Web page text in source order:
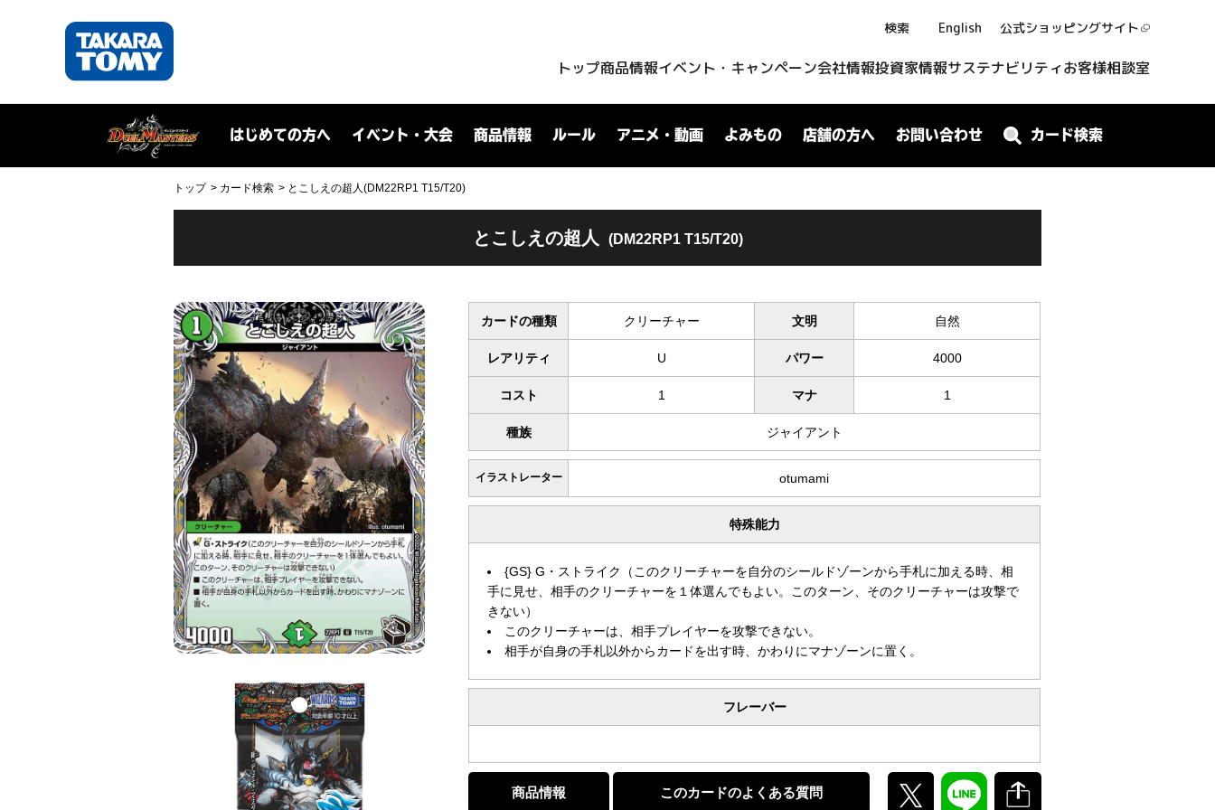
検索 English 公式ショッピングサイト
トップ商品情報イベント・キャンペーン会社情報投資家情報サステナビリティお客様相談室
はじめての方へ イベント・大会 商品情報 ルール アニメ・動画 よみもの 店舗の方へ お問い合わせ カード検索
トップ カード検索 とこしえの超人(DM22RP1 T15/T20)
とこしえの超人 (DM22RP1 T15/T20)
カードの種類 クリーチャー 文明 自然
レアリティ U パワー 4000
コスト 1 マナ 1
種族 ジャイアント
イラストレーター otumami
特殊能力
{GS} G・ストライク（このクリーチャーを自分のシールドゾーンから手札に加える時、相
手に見せ、相手のクリーチャーを１体選んでもよい。このターン、そのクリーチャーは攻撃で
きない）
このクリーチャーは、相手プレイヤーを攻撃できない。
相手が自身の手札以外からカードを出す時、かわりにマナゾーンに置く。
フレーバー
商品情報 このカードのよくある質問